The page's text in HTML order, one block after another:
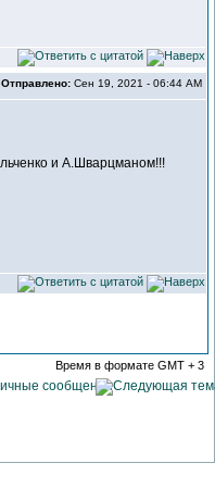
Отправлено: Сен 19, 2021 - 06:44 AM
и А.Шварцманом!!!
Время в формате GMT + 3